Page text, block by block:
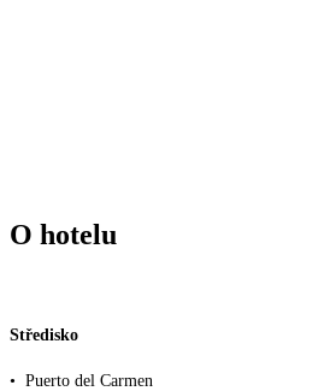
O hotelu
Středisko
• Puerto del Carmen